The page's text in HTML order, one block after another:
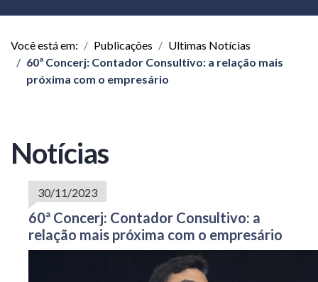
Você está em: Publicações
Ultimas Notícias
60ª Concerj: Contador Consultivo: a relação mais
próxima com o empresário
Notícias
30/11/2023
60ª Concerj: Contador Consultivo: a
relação mais próxima com o empresário